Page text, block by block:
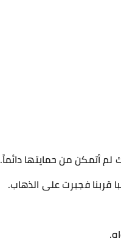
لم أتمكن من حمايتها دائماً.
قربنا فجبرت على الذهاب.